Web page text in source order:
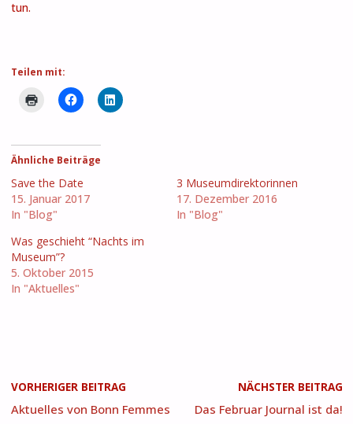
tun.
Teilen mit:
Ähnliche Beiträge
Save the Date
15. Januar 2017
In "Blog"
3 Museumdirektorinnen
17. Dezember 2016
In "Blog"
Was geschieht “Nachts im
Museum”?
5. Oktober 2015
In "Aktuelles"
VORHERIGER BEITRAG
Aktuelles von Bonn Femmes
NÄCHSTER BEITRAG
Das Februar Journal ist da!